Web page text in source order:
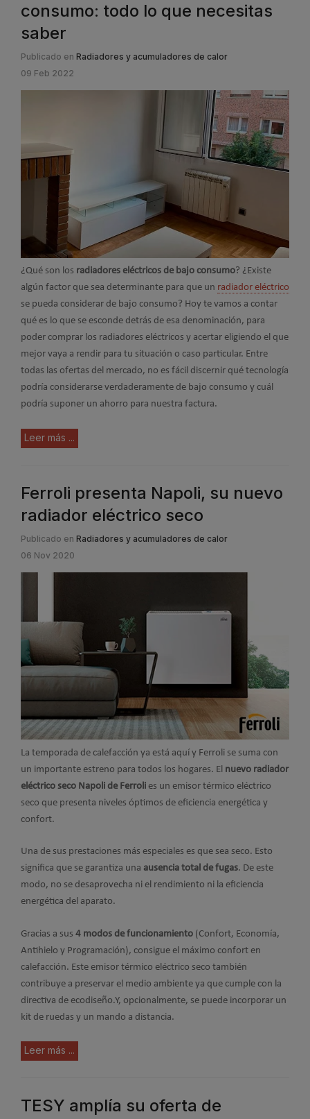
consumo: todo lo que necesitas
saber
Publicado en Radiadores y acumuladores de calor
09 Feb 2022
¿Qué son los radiadores eléctricos de bajo consumo? ¿Existe
algún factor que sea determinante para que un radiador eléctrico
se pueda considerar de bajo consumo? Hoy te vamos a contar
qué es lo que se esconde detrás de esa denominación, para
poder comprar los radiadores eléctricos y acertar eligiendo el que
mejor vaya a rendir para tu situación o caso particular. Entre
todas las ofertas del mercado, no es fácil discernir qué tecnología
podría considerarse verdaderamente de bajo consumo y cuál
podría suponer un ahorro para nuestra factura.
Leer más ...
Ferroli presenta Napoli, su nuevo
radiador eléctrico seco
Publicado en Radiadores y acumuladores de calor
06 Nov 2020
La temporada de calefacción ya está aquí y Ferroli se suma con
un importante estreno para todos los hogares. El nuevo radiador
eléctrico seco Napoli de Ferroli es un emisor térmico eléctrico
seco que presenta niveles óptimos de eficiencia energética y
confort.
Una de sus prestaciones más especiales es que sea seco. Esto
significa que se garantiza una ausencia total de fugas. De este
modo, no se desaprovecha ni el rendimiento ni la eficiencia
energética del aparato.
Gracias a sus 4 modos de funcionamiento (Confort, Economía,
Antihielo y Programación), consigue el máximo confort en
calefacción. Este emisor térmico eléctrico seco también
contribuye a preservar el medio ambiente ya que cumple con la
directiva de ecodiseño.Y, opcionalmente, se puede incorporar un
kit de ruedas y un mando a distancia.
Leer más ...
TESY amplía su oferta de